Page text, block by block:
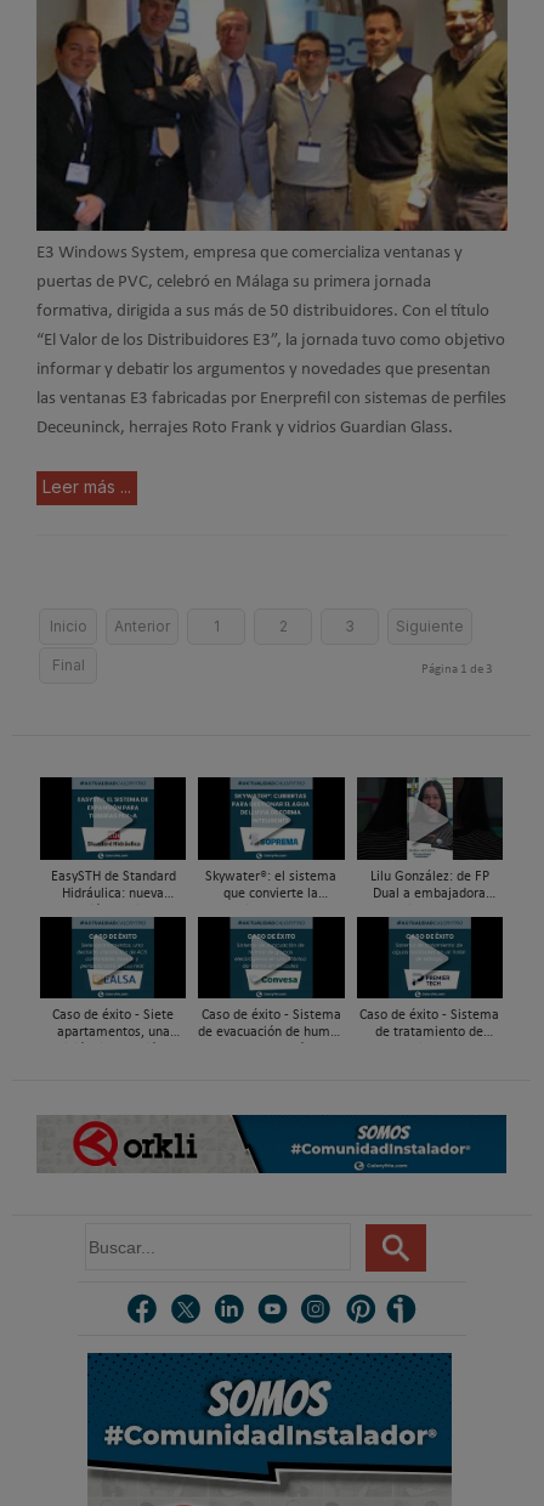
E3 Windows System, empresa que comercializa ventanas y
puertas de PVC, celebró en Málaga su primera jornada
formativa, dirigida a sus más de 50 distribuidores. Con el título
“El Valor de los Distribuidores E3”, la jornada tuvo como objetivo
informar y debatir los argumentos y novedades que presentan
las ventanas E3 fabricadas por Enerprefil con sistemas de perfiles
Deceuninck, herrajes Roto Frank y vidrios Guardian Glass.
Leer más ...
Inicio Anterior 1 2 3 Siguiente
Final Página 1 de 3
EasySTH de Standard
Hidráulica: nueva
de expansión para
tuberías PEX
Skywater®: el sistema
que convierte la
infraestructura activa de
gestión del agua...
Lilu González: de FP
Dual a embajadora
| Mecatrónica Industrial
Caso de éxito - Siete
apartamentos, una
Caso de éxito - Sistema
de evacuación de humos
Caso de éxito - Sistema
de tratamiento de
u
r
.